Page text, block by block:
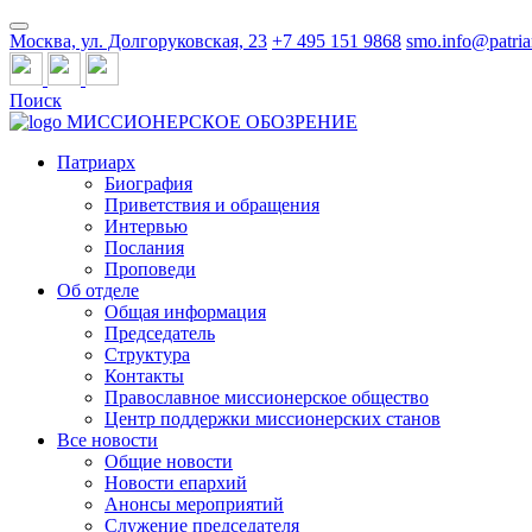
Москва, ул. Долгоруковская, 23 +7 495 151 9868
Поиск
МИССИОНЕРСКОЕ ОБОЗРЕНИЕ
Патриарх
Биография
Приветствия и обращения
Интервью
Послания
Проповеди
Об отделе
Общая информация
Председатель
Структура
Контакты
Православное миссионерское общество
Центр поддержки миссионерских станов
Все новости
Общие новости
Новости епархий
Анонсы мероприятий
Служение председателя